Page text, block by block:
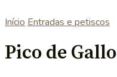
Início Entradas e petiscos
Pico de Gallo